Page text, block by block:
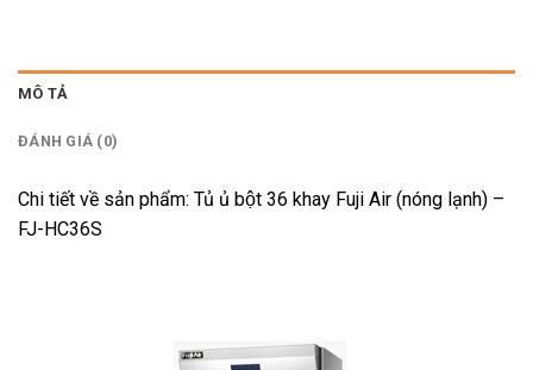
MÔ TẢ
ĐÁNH GIÁ (0)
Chi tiết về sản phẩm: Tủ ủ bột 36 khay Fuji Air (nóng lạnh) –
FJ-HC36S